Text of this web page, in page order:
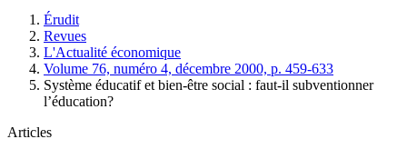
Érudit
Revues
L'Actualité économique
Volume 76, numéro 4, décembre 2000, p. 459-633
Système éducatif et bien-être social : faut-il subventionner
l’éducation?
Articles